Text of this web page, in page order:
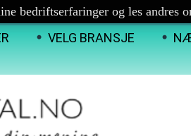
bedriftserfaringer og les andres
VELG BRANSJE